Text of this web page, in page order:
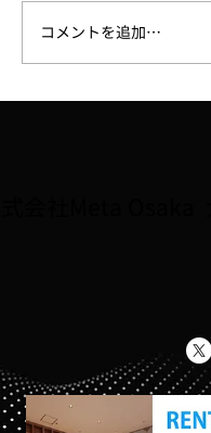
コメントを追加…